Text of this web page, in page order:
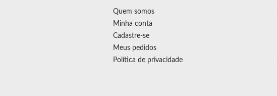
Quem somos
Minha conta
Cadastre-se
Meus pedidos
Política de privacidade